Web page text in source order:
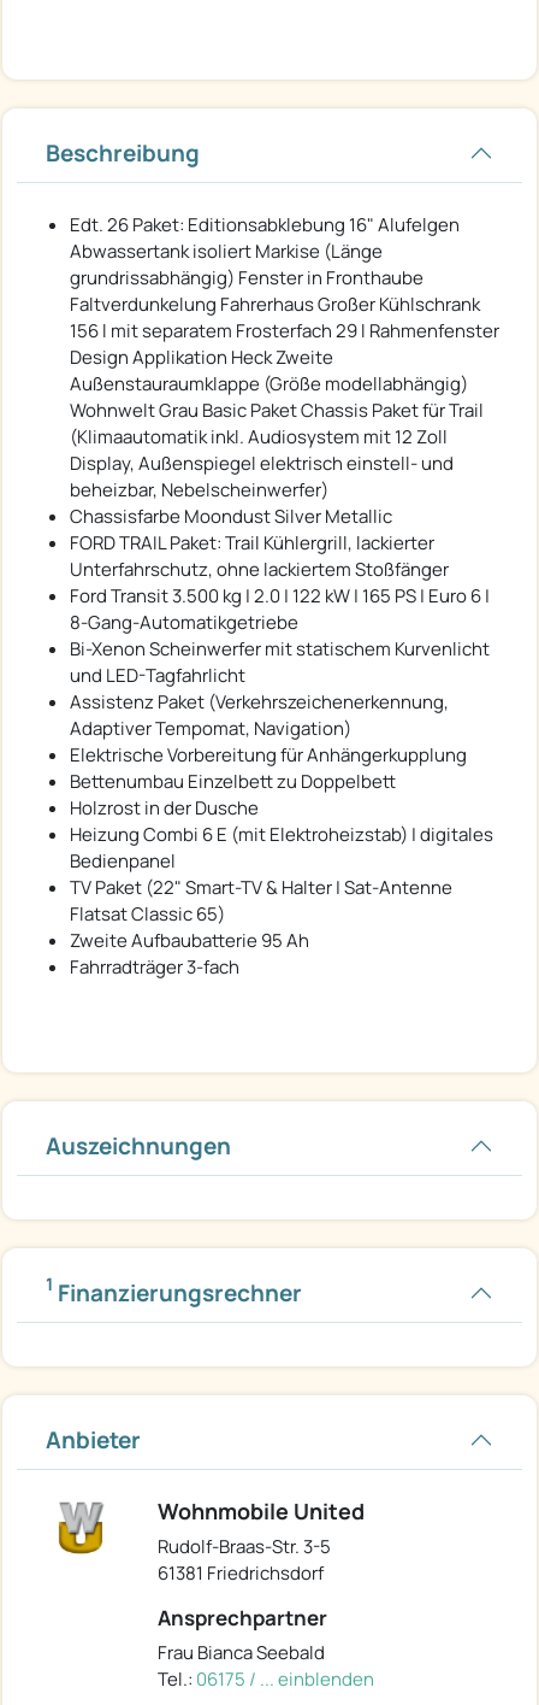
Beschreibung
Edt. 26 Paket: Editionsabklebung 16" Alufelgen
Abwassertank isoliert Markise (Länge
grundrissabhängig) Fenster in Fronthaube
Faltverdunkelung Fahrerhaus Großer Kühlschrank
156 l mit separatem Frosterfach 29 l Rahmenfenster
Design Applikation Heck Zweite
Außenstauraumklappe (Größe modellabhängig)
Wohnwelt Grau Basic Paket Chassis Paket für Trail
(Klimaautomatik inkl. Audiosystem mit 12 Zoll
Display, Außenspiegel elektrisch einstell- und
beheizbar, Nebelscheinwerfer)
Chassisfarbe Moondust Silver Metallic
FORD TRAIL Paket: Trail Kühlergrill, lackierter
Unterfahrschutz, ohne lackiertem Stoßfänger
Ford Transit 3.500 kg | 2.0 | 122 kW | 165 PS | Euro 6 |
8-Gang-Automatikgetriebe
Bi-Xenon Scheinwerfer mit statischem Kurvenlicht
und LED-Tagfahrlicht
Assistenz Paket (Verkehrszeichenerkennung,
Adaptiver Tempomat, Navigation)
Elektrische Vorbereitung für Anhängerkupplung
Bettenumbau Einzelbett zu Doppelbett
Holzrost in der Dusche
Heizung Combi 6 E (mit Elektroheizstab) | digitales
Bedienpanel
TV Paket (22" Smart-TV & Halter | Sat-Antenne
Flatsat Classic 65)
Zweite Aufbaubatterie 95 Ah
Fahrradträger 3-fach
Auszeichnungen
1 Finanzierungsrechner
Anbieter
Wohnmobile United
Rudolf-Braas-Str. 3-5
61381 Friedrichsdorf
Ansprechpartner
Frau Bianca Seebald
Tel.: 06175 / ... einblenden